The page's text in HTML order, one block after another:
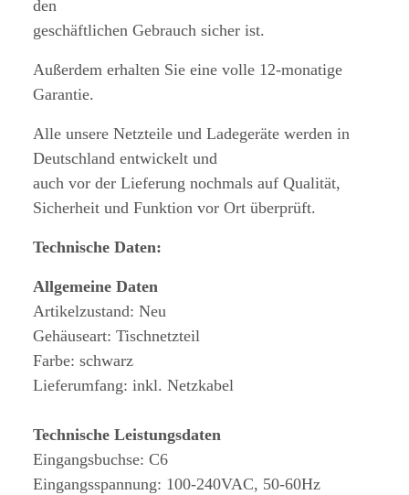
den
geschäftlichen Gebrauch sicher ist.
Außerdem erhalten Sie eine volle 12-monatige
Garantie.
Alle unsere Netzteile und Ladegeräte werden in
Deutschland entwickelt und
auch vor der Lieferung nochmals auf Qualität,
Sicherheit und Funktion vor Ort überprüft.
Technische Daten:
Allgemeine Daten
Artikelzustand: Neu
Gehäuseart: Tischnetzteil
Farbe: schwarz
Lieferumfang: inkl. Netzkabel
Technische Leistungsdaten
Eingangsbuchse: C6
Eingangsspannung: 100-240VAC, 50-60Hz